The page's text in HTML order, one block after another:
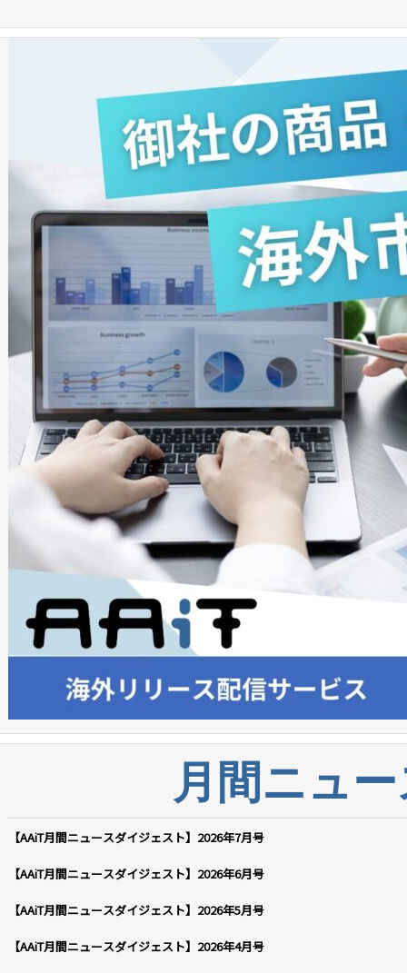
月間ニュ
【AAiT月間ニュースダイジェスト】2026年7月号
【AAiT月間ニュースダイジェスト】2026年6月号
【AAiT月間ニュースダイジェスト】2026年5月号
【AAiT月間ニュースダイジェスト】2026年4月号